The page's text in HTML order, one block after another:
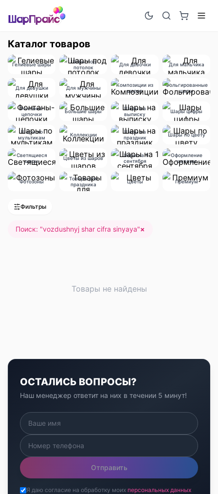
Каталог товаров
Гелиевые шары
Шары под
потолок
Для девочки Для мальчика
Для девушки Для мужчины
Композиции из
шаров
Фольгированные
шары
Фонтаны-
цепочки
Большие шары
Шары на
выписку
Шары цифры
Шары по
мультикам
Коллекции
Шары на
праздник
Шары по цвету
Светящиеся
шары
Цветы из шаров
Шары на 1
сентября
Оформление
шарами
Фотозоны
Товары для
праздника
Цветы Премиум
Фильтры
Поиск: "vozdushnyj shar cifra sinyaya"×
Товары не найдены
ОСТАЛИСЬ ВОПРОСЫ?
Наш менеджер ответит на них в течении 5 минут!
Отправить
Я даю согласие на обработку моих персональных данных